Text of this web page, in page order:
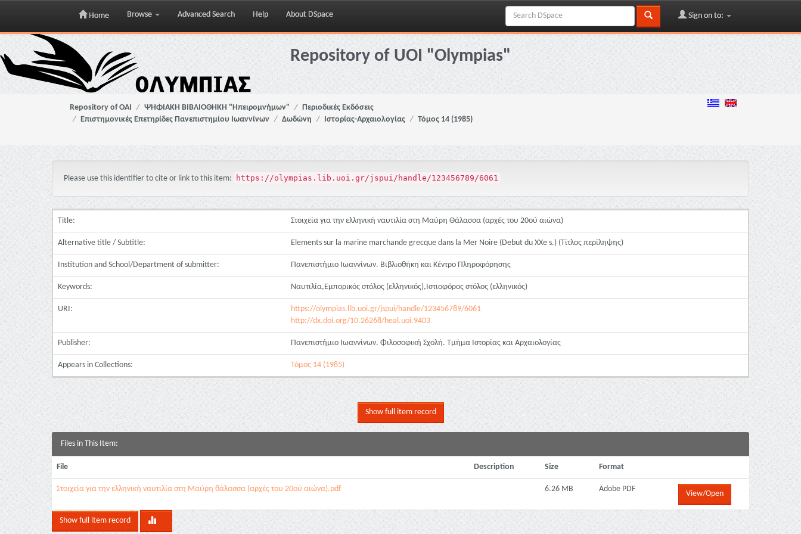
Skip
navigation
Home Browse Advanced Search Help About DSpace Sign on to:
Repository of UOI "Olympias"
Repository of OAI ΨΗΦΙΑΚΗ ΒΙΒΛΙΟΘΗΚΗ "Ηπειρομνήμων"
Περιοδικές Εκδόσεις
Επιστημονικές Επετηρίδες Πανεπιστημίου Ιωαννίνων
Δωδώνη Ιστορίας-Αρχαιολογίας Τόμος 14 (1985)
Please use this identifier to cite or link to this item: https://olympias.lib.uoi.gr/jspui/handle/123456789/6061
Title: Στοιχεία για την ελληνική ναυτιλία στη Μαύρη Θάλασσα (αρχές του 20ού αιώνα)
Alternative title / Subtitle: Elements sur la marine marchande grecque dans la Mer Noire (Debut du XXe s.) (Τίτλος περίληψης)
Institution and School/Department of submitter: Πανεπιστήμιο Ιωαννίνων. Βιβλιοθήκη και Κέντρο Πληροφόρησης
Keywords: Ναυτιλία,Εμπορικός στόλος (ελληνικός),Ιστιοφόρος στόλος (ελληνικός)
URI:
https://olympias.lib.uoi.gr/jspui/handle/123456789/6061
http://dx.doi.org/10.26268/heal.uoi.9403
Publisher: Πανεπιστήμιο Ιωαννίνων. Φιλοσοφική Σχολή. Τμήμα Ιστορίας και Αρχαιολογίας
Appears in Collections: Τόμος 14 (1985)
Show full item record
Files in This Item:
File Description Size Format
Στοιχεία για την ελληνική ναυτιλία στη Μαύρη θάλασσα (αρχές του 20ού αιώνα).pdf 6.26 MB Adobe PDF
View/Open
Show full item record